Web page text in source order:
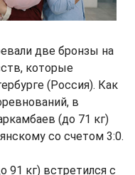
две бронзы на
которые
(Россия). Как
в
(до 71 кг)
со счетом 3:0.
91 кг) встретился с